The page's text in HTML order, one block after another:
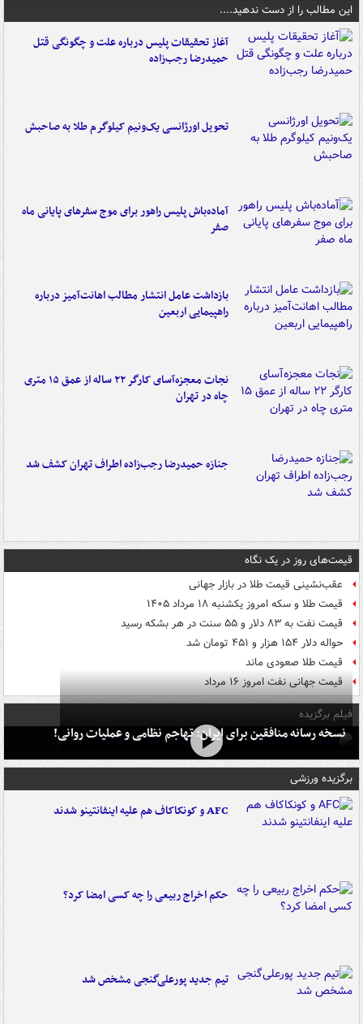
این مطالب را از دست ندهید....
آغاز تحقیقات پلیس درباره علت و چگونگی قتل
حمیدرضا رجب‌زاده
تحویل اورژانسی یک‌ونیم کیلوگرم طلا به صاحبش
آماده‌باش پلیس راهور برای موج سفرهای پایانی ماه
صفر
بازداشت عامل انتشار مطالب اهانت‌آمیز درباره
راهپیمایی اربعین
نجات معجزه‌آسای کارگر ۲۲ ساله از عمق ۱۵ متری
چاه در تهران
جنازه حمیدرضا رجب‌زاده اطراف تهران کشف شد
قیمت‌های روز در یک نگاه
عقب‌نشینی قیمت طلا در بازار جهانی
قیمت طلا و سکه امروز یکشنبه ۱۸ مرداد ۱۴۰۵
قیمت نفت به ۸۳ دلار و ۵۵ سنت در هر بشکه رسید
حواله دلار ۱۵۴ هزار و ۴۵۱ تومان شد
قیمت طلا صعودی ماند
قیمت جهانی نفت امروز ۱۶ مرداد
فیلم برگزیده
نسخه رسانه منافقین برای ایران: تهاجم نظامی و عملیات روانی!
برگزیده ورزشی
AFC و کونکاکاف هم علیه اینفانتینو شدند
حکم اخراج ربیعی را چه کسی امضا کرد؟
تیم جدید پورعلی‌گنجی مشخص شد